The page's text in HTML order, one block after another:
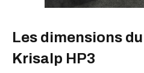
Les dimensions
Krisalp HP3